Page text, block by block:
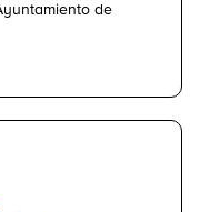
de